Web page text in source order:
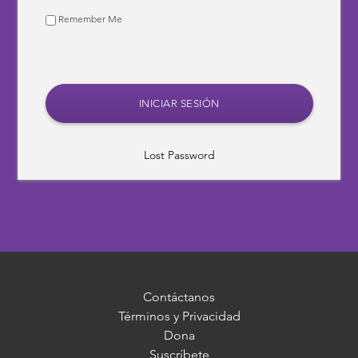
Remember Me
Lost Password
Contáctanos
Términos y Privacidad
Dona
Suscríbete